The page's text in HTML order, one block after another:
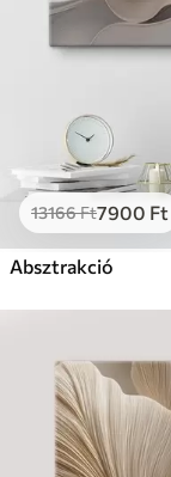
13166Ft7900 Ft
Absztrakció